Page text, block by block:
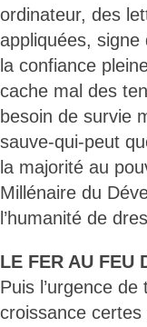
ordinateur, des
appliquées,
la confiance
cache mal des
besoin de survie
sauve-qui-peut
la majorité au
Millénaire du
l’humanité de
LE FER AU FEU
Puis l’urgence
croissance